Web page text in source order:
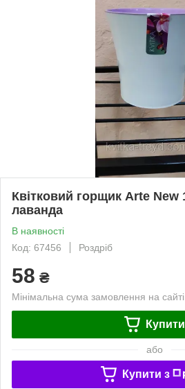
Квітковий горщик Arte
лаванда
В наявності
Код: 67456
Роздріб
58 ₴
Мінімальна сума замовлення на
Купити
або
Купити з